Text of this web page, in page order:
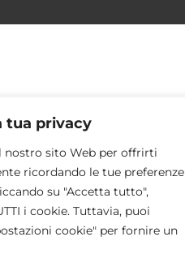
tua privacy
nostro sito Web per offrirti
ricordando le tue preferenze
su "Accetta tutto",
i cookie. Tuttavia, puoi
cookie" per fornire un